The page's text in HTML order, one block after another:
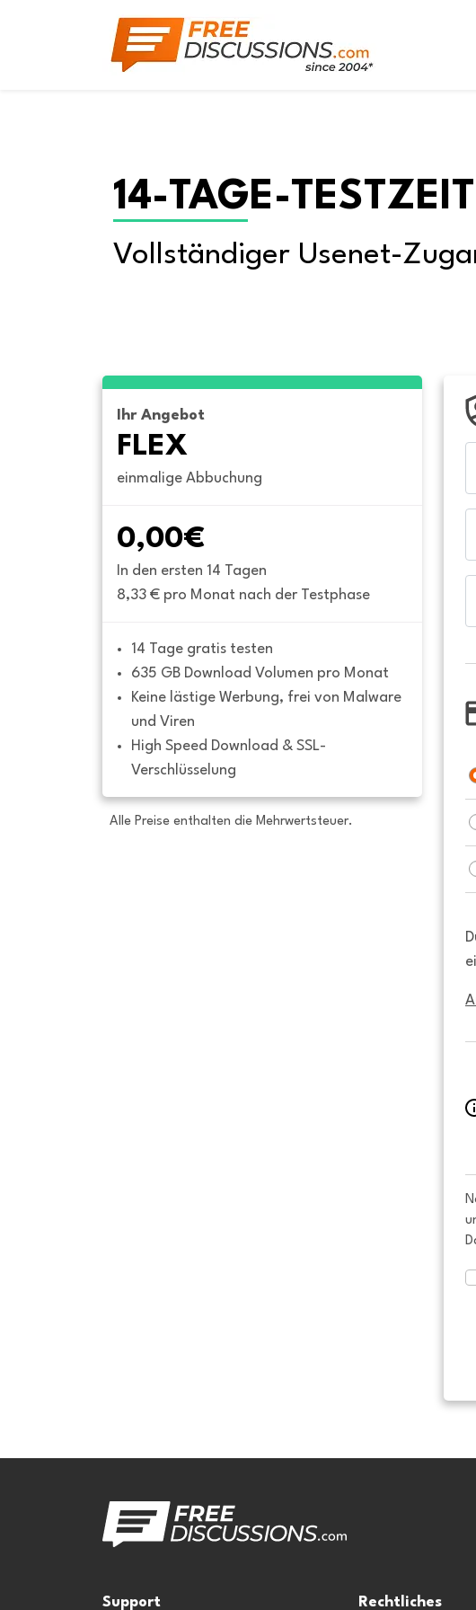
14-TAGE-
Vollständiger Usenet-
Ihr Angebot
FLEX
einmalige Abbuchung
0,00€
In den ersten 14 Tagen
8,33 € pro Monat nach der Testphase
14 Tage gratis testen
635 GB Download Volumen pro Monat
Keine lästige Werbung, frei von Malware
und Viren
High Speed Download & SSL-
Verschlüsselung
Alle Preise enthalten die Mehrwertsteuer.
Support Rechtliches